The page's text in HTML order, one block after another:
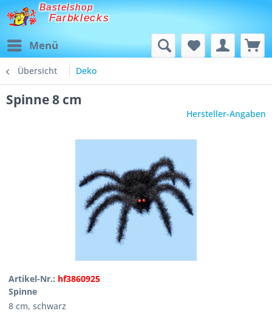
Bastelshop
Farbklecks
Menü
Übersicht Deko
Spinne 8 cm
Hersteller-Angaben
Artikel-Nr.: hf3860925
Spinne
8 cm, schwarz